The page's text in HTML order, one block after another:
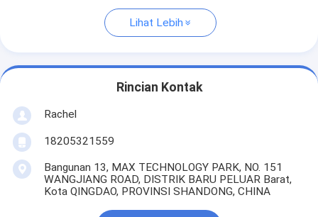
Lihat Lebih
Rincian Kontak
Rachel
18205321559
Bangunan 13, MAX TECHNOLOGY PARK, NO. 151
WANGJIANG ROAD, DISTRIK BARU PELUAR Barat,
Kota QINGDAO, PROVINSI SHANDONG, CHINA